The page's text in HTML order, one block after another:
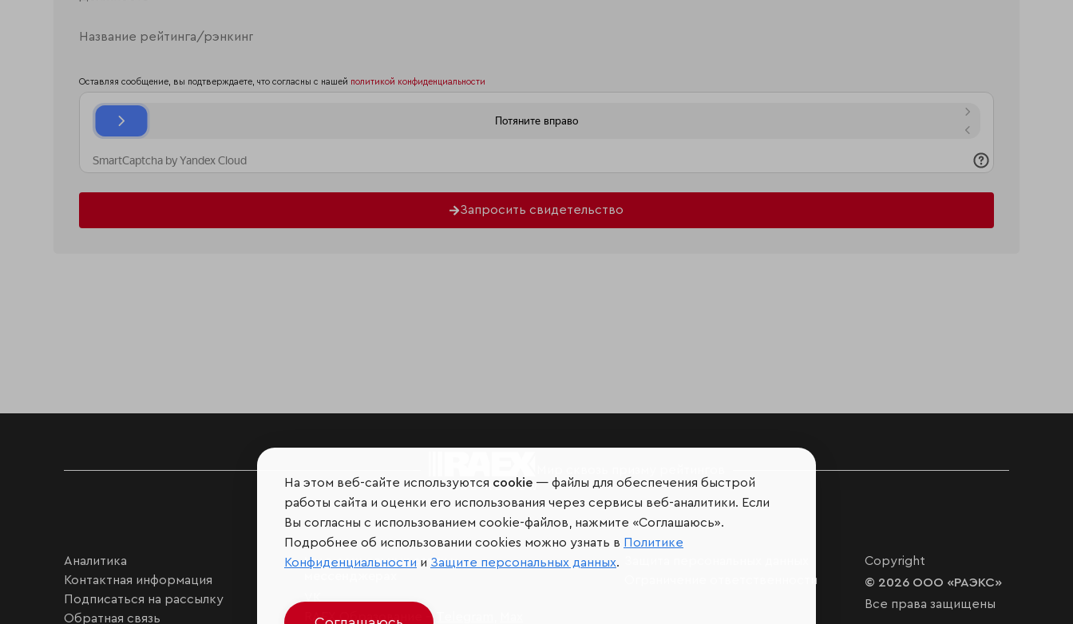
Оставляя сообщение, вы подтверждаете, что согласны с нашей политикой конфиденциальности
Запросить свидетельство
Аналитика
Контактная информация
Подписаться на рассылку
Обратная связь
Мы в социальных сетях и
RAEX Образование –
Ограничение ответственности
Copyright
© 2026 ООО «РАЭКС»
Все права защищены
На этом веб-сайте используются cookie — файлы для обеспечения быстрой
работы сайта и оценки его использования через сервисы веб-аналитики. Если
Вы согласны с использованием cookie-файлов, нажмите «Соглашаюсь».
Подробнее об использовании cookies можно узнать в Политике
Конфиденциальности и Защите персональных данных.